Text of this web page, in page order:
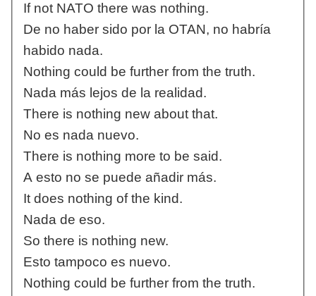
If not NATO there was nothing.
De no haber sido por la OTAN, no habría
habido nada.
Nothing could be further from the truth.
Nada más lejos de la realidad.
There is nothing new about that.
No es nada nuevo.
There is nothing more to be said.
A esto no se puede añadir más.
It does nothing of the kind.
Nada de eso.
So there is nothing new.
Esto tampoco es nuevo.
Nothing could be further from the truth.